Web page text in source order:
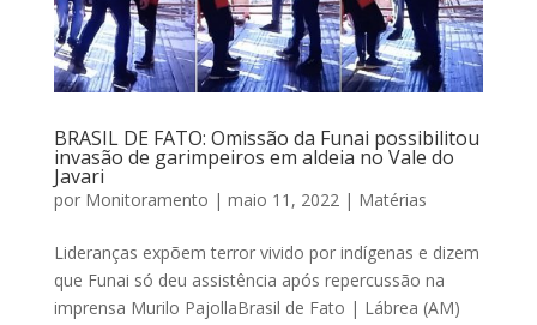
BRASIL DE FATO: Omissão da Funai possibilitou
invasão de garimpeiros em aldeia no Vale do
Javari
por Monitoramento | maio 11, 2022| Matérias
Lideranças expõem terror vivido por indígenas e dizem
que Funai só deu assistência após repercussão na
imprensa Murilo PajollaBrasil de Fato | Lábrea (AM)